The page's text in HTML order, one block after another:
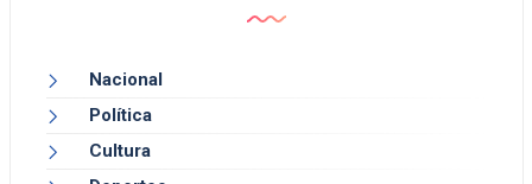
Nacional
Política
Cultura